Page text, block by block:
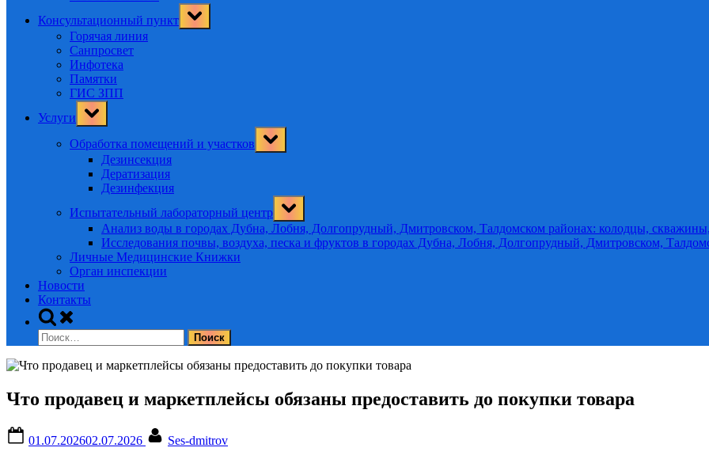
Консультационный пункт
Toggle
sub-
Горячая линия
Санпросвет
Инфотека
Памятки
ГИС ЗПП
Услуги
Toggle
sub-
Обработка помещений и участков
Toggle
sub-
Дезинсекция
Дератизация
Дезинфекция
Испытательный лабораторный центр
Toggle
sub-
menu
Анализ воды в городах Дубна, Лобня, Долгопрудный, Дмитровском, Талдомском районах: колодцы,
Исследования почвы, воздуха, песка и фруктов в городах Дубна, Лобня, Долгопрудный, Дмитровском,
Личные Медицинские Книжки
Орган инспекции
Новости
Контакты
Toggle
search
form
Найти:
Что продавец и маркетплейсы обязаны предоставить до покупки товара
on
01.07.202602.07.2026
Ses-dmitrov